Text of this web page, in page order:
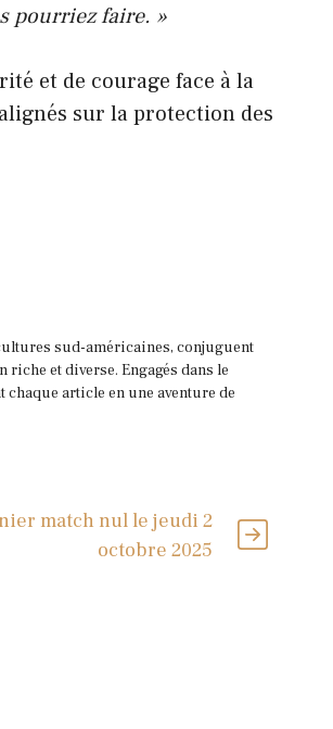
pourriez faire. »
et de courage face à la
sur la protection des
sud-américaines, conjuguent
et diverse. Engagés dans le
article en une aventure de
match nul le jeudi 2
octobre 2025